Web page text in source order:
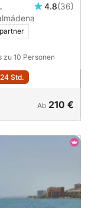
4.8(36)
zu 10 Personen
Std.
Ab 210 €